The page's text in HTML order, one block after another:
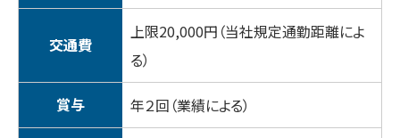
交通費
上限20,000円（当社規定通勤距離によ
る）
賞与 年２回（業績による）